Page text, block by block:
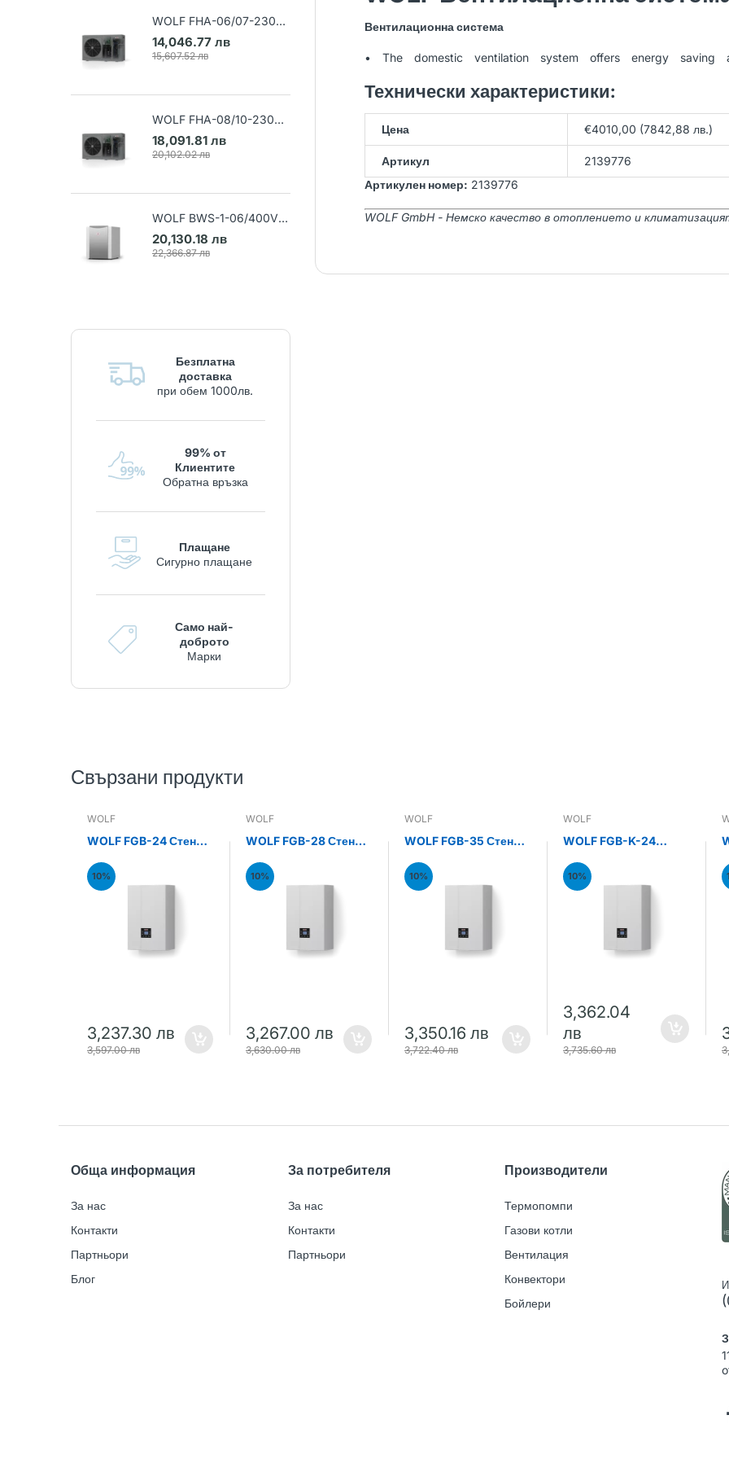
WOLF FHA-06/07-230V
Термопомпа въздух-вода
(Арт. 9148032)
14,046.77 лв
15,607.52 лв
WOLF FHA-08/10-230V
Термопомпа въздух-вода
(Арт. 9148033)
18,091.81 лв
20,102.02 лв
WOLF BWS-1-06/400V
Термопомпа земя-вода
(Арт. 9145384)
20,130.18 лв
22,366.87 лв
WOLF BWS-1-10/400V
Термопомпа земя-вода
(Арт. 9145386)
23,962.82 лв
Термопомпа вода-вода
(Арт. 9146033)
23,150.77 лв
WOLF BWW-1-11/400V
Безплатна
доставка
при обем 1000лв.
99% от
Клиентите
Обратна връзка
Плащане
Сигурно плащане
Само най-
доброто
Марки
Вентилационна система
• The domestic ventilation system offers energy saving
Технически характеристики:
Цена €4010,00 (7842,88 лв.)
Артикул
2139776
Артикулен номер: 2139776
WOLF GmbH - Немско качество в отоплението и
Свързани продукти
WOLF
WOLF FGB-24 Стенен
котел 24kW
10%
3,237.30 лв
3,597.00 лв
WOLF
WOLF FGB-28 Стенен
котел 28kW
10%
3,267.00 лв
3,630.00 лв
WOLF
WOLF FGB-35 Стенен
котел 35kW
10%
3,350.16 лв
3,722.40 лв
WOLF
WOLF FGB-K-24
кондензен комби
котел 24kW
10%
3,362.04
лв
3,735.60 лв
Обща информация
За нас
Контакти
Партньори
Блог
За потребителя
За нас
Контакти
Партньори
Производители
Термопомпи
Газови котли
Вентилация
Конвектори
Бойлери